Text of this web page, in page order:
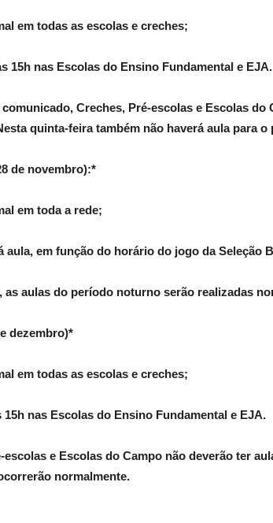
em todas as escolas e creches;
15h nas Escolas do Ensino Fundamental e EJA.
comunicado, Creches, Pré-escolas e Escolas do
quinta-feira também não haverá aula para
de novembro):*
em toda a rede;
aula, em função do horário do jogo da Seleção
as aulas do período noturno serão realizadas
dezembro)*
em todas as escolas e creches;
15h nas Escolas do Ensino Fundamental e EJA.
escolas e Escolas do Campo não deverão ter
normalmente.